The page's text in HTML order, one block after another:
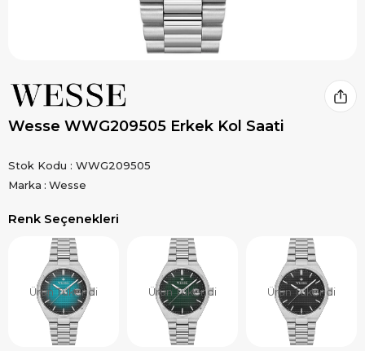
Wesse WWG209505 Erkek Kol Saati
Stok Kodu
WWG209505
Marka : Wesse
Renk Seçenekleri
Ürün Tükendi Ürün Tükendi Ürün Tükendi